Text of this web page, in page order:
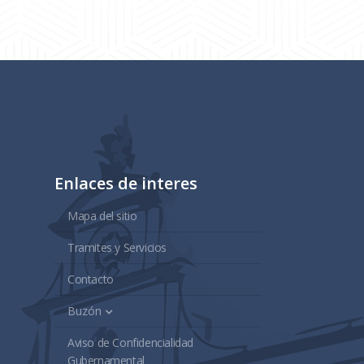
Enlaces de interes
Mapa del sitio
Tramites y Servicios
Contacto
Buzón
Aviso de Confidencialidad
Gubernamental